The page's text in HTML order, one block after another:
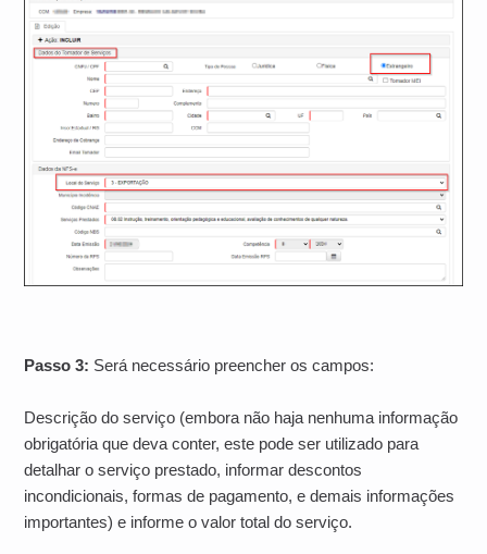
Passo 3: Será necessário preencher os campos:
Descrição do serviço (embora não haja nenhuma informação
obrigatória que deva conter, este pode ser utilizado para
detalhar o serviço prestado, informar descontos
incondicionais, formas de pagamento, e demais informações
importantes) e informe ovalor total do serviço.